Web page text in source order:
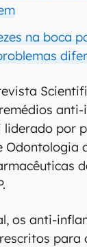
na boca
por
Odontologia
os anti-
para